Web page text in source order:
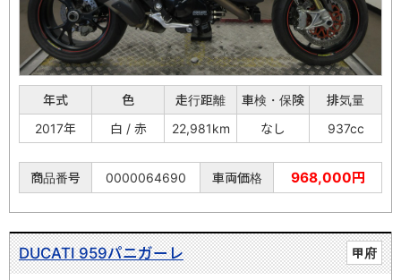
年式 色 走行距離 車検・保険
排気量
2017年
白 / 赤 22,981km なし 937cc
商品番号 0000064690 車両価格 968,000円
甲府
DUCATI 959パニガーレ